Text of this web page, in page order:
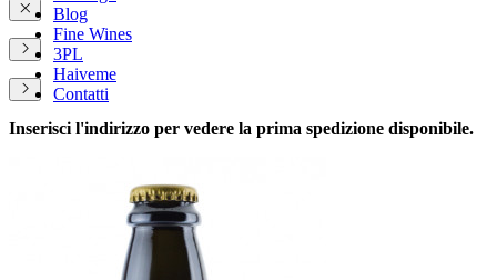
Blog
Fine Wines
3PL
Haiveme
Contatti
Inserisci l'indirizzo per vedere la prima spedizione disponibile.